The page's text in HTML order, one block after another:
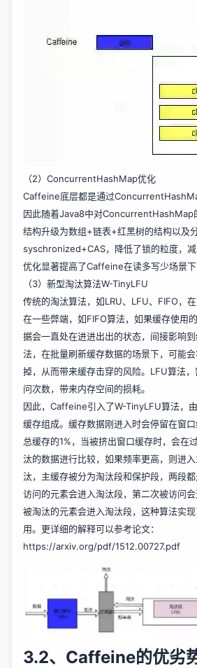
（2）ConcurrentHashMap优化
Caffeine底层都是通过
因此随着Java8中对ConcurrentHashMap
结构升级为数组+链表+红黑树的结构以及
syschronized+CAS，降低了锁的粒度，
优化显著提高了Caffeine在读多写少场景下
（3）新型淘汰算法W-TinyLFU
传统的淘汰算法，如LRU、LFU、FIFO，
在一些弊端，如FIFO算法，如果缓存使用
据会一直处在进进出出的状态，间接影响
法，在批量刷新缓存数据的场景下，可能
掉，从而带来缓存击穿的风险。LFU算法
问次数，带来内存空间的损耗。
因此，Caffeine引入了W-TinyLFU算法，
缓存组成。缓存数据刚进入时会停留在窗
总缓存的1%，当被挤出窗口缓存时，会在
汰的数据进行比较，如果频率更高，则进
汰，主缓存被分为淘汰段和保护段，两段
访问的元素会进入淘汰段，第二次被访问
被淘汰的元素会进入淘汰段，这种算法实
用。更详细的解释可以参考论文：
https://arxiv.org/pdf/1512.00727.pdf
3.2、Caffeine的优劣